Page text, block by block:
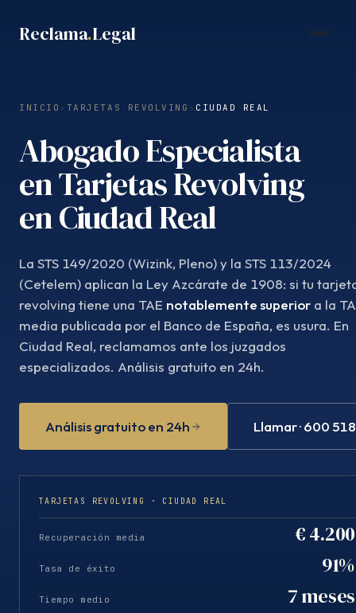
Reclama.Legal
INICIO › TARJETAS REVOLVING › CIUDAD REAL
Abogado Especialista
en Tarjetas Revolving
en Ciudad Real
La STS 149/2020 (Wizink, Pleno) y la STS 113/2024
(Cetelem) aplican la Ley Azcárate de 1908: si tu
revolving tiene una TAE notablemente superior a la
media publicada por el Banco de España, es usura. En
Ciudad Real, reclamamos ante los juzgados
especializados. Análisis gratuito en 24h.
Análisis gratuito en 24h Llamar · 600
TARJETAS REVOLVING · CIUDAD REAL
Recuperación media € 4.200
Tasa de éxito 91%
Tiempo medio 7 meses